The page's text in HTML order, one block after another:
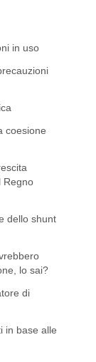
in uso
coesione
Regno
dello shunt
lo sai?
di
in base alle